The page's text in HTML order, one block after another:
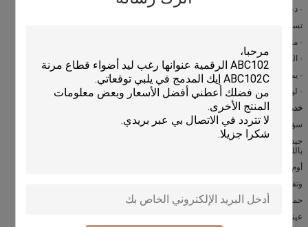
· دعوى للمكتب، إضاءة المنزل، مدخل الخ.
تستخدم لإضاءة التعليق.
· متصلة واحدا تلو الآخر كخط.
· السلطة العليا، طول اختياري اختياري.
· يمكن عكس الضوء.
· لون مختلف اختياري.
خدمتنا :
سؤالكم المتعلقة منتجاتنا أو الأسعار في غضون 24 ساعة.
جيدا-- المدربين وذوي الخبرة من الموظفين للرد على جميع الاستفسارات الخاصة بك
باللغة الإنكليزية بطلاقة.
أوم وأوديإم رحب، لدينا المهنية r & d قسم. سوف ندرك الإضاءة المخصصة.
وتقدم التوزيع للتصميم الفريد الخاص بك وبعض من النماذج الحالية لدينا.
حماية منطقة المبيعات الخاص بك، والأفكار من تصميم وجميع المعلومات الخاصة بك.
عينات يمكن تسليمها حوالي 5 أيام.